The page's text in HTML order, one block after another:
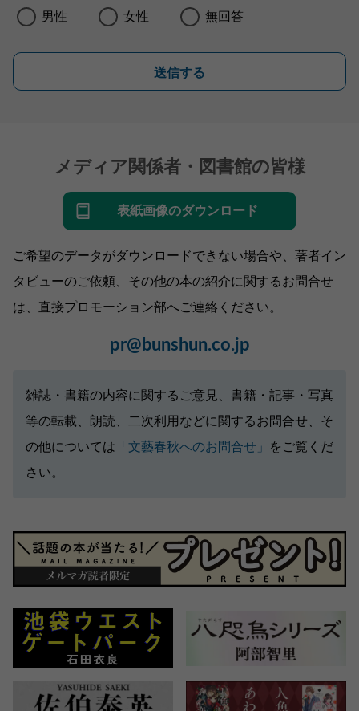
男性 女性 無回答
送信する
メディア関係者・図書館の皆様
表紙画像のダウンロード
ご希望のデータがダウンロードできない場合や、著者イン
タビューのご依頼、その他の本の紹介に関するお問合せ
は、直接プロモーション部へご連絡ください。
pr@bunshun.co.jp
雑誌・書籍の内容に関するご意見、書籍・記事・写真
等の転載、朗読、二次利用などに関するお問合せ、そ
の他については 「文藝春秋へのお問合せ」
をご覧くだ
さい。